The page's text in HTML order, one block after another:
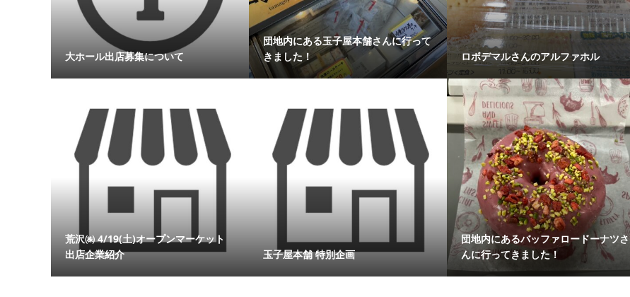
大ホール出店募集について
団地内にある玉子屋本舗さんに行って
きました！
ロボデマルさんのアルファホル
荒沢㈱ 4/19(土)オープンマーケット
出店企業紹介
玉子屋本舗 特別企画
団地内にあるバッファロードーナツさ
んに行ってきました！